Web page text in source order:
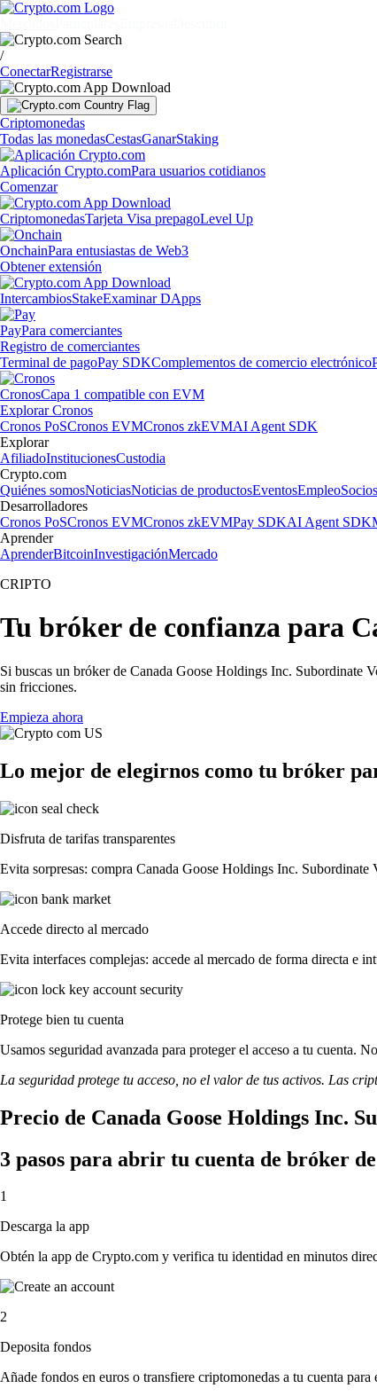
/
ConectarRegistrarse
Criptomonedas
Todas las monedasCestasGanarStaking
Aplicación Crypto.comPara usuarios cotidianos
Comenzar
CriptomonedasTarjeta Visa prepagoLevel Up
OnchainPara entusiastas de Web3
Obtener extensión
IntercambiosStakeExaminar DApps
PayPara comerciantes
Registro de comerciantes
Terminal de pagoPay SDKComplementos de comercio electrónico
CronosCapa 1 compatible con EVM
Explorar Cronos
Cronos PoSCronos EVMCronos zkEVMAI Agent SDK
Explorar
AfiliadoInstitucionesCustodia
Crypto.com
Quiénes somosNoticiasNoticias de productosEventosEmpleoSocios
Desarrolladores
Cronos PoSCronos EVMCronos zkEVMPay SDKAI Agent SDK
Aprender
AprenderBitcoinInvestigaciónMercado
CRIPTO
Tu bróker de confianza para
Si buscas un bróker de Canada Goose Holdings Inc. Subordinate
sin fricciones.
Empieza ahora
Lo mejor de elegirnos como tu bróker
Disfruta de tarifas transparentes
Evita sorpresas: compra Canada Goose Holdings Inc. Subordinate
Accede directo al mercado
Evita interfaces complejas: accede al mercado de forma directa e
Protege bien tu cuenta
Usamos seguridad avanzada para proteger el acceso a tu cuenta.
La seguridad protege tu acceso, no el valor de tus activos. Las
Precio de Canada Goose Holdings Inc.
3 pasos para abrir tu cuenta de bróker
1
Descarga la app
Obtén la app de Crypto.com y verifica tu identidad en minutos
2
Deposita fondos
Añade fondos en euros o transfiere criptomonedas a tu cuenta para